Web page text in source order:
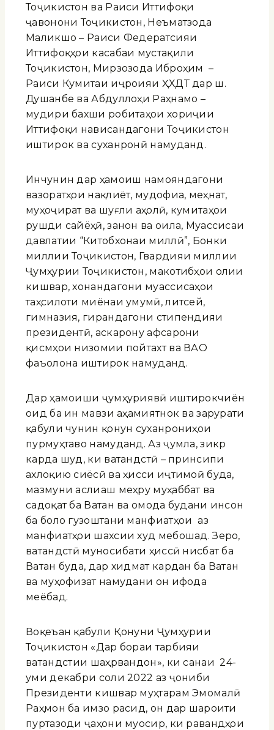
Тоҷикистон ва Раиси Иттифоқи
ҷавонони Тоҷикистон, Неъматзода
Маликшо – Раиси Федератсияи
Иттифоқҳои касабаи мустақили
Тоҷикистон, Мирзозода Иброҳим –
Раиси Кумитаи иҷроияи ҲХДТ дар ш.
Душанбе ва Абдуллоҳи Раҳнамо –
мудири бахши робитаҳои хориҷии
Иттифоқи нависандагони Тоҷикистон
иштирок ва суханронӣ намуданд.
Инчунин дар ҳамоиш намояндагони
вазоратҳои нақлиёт, мудофиа, меҳнат,
муҳоҷират ва шуғли аҳолӣ, кумитаҳои
рушди сайёҳӣ, занон ва оила, Муассисаи
давлатии “Китобхонаи миллӣ”, Бонки
миллии Тоҷикистон, Гвардияи миллии
Ҷумҳурии Тоҷикистон, макотибҳои олии
кишвар, хонандагони муассисаҳои
таҳсилоти миёнаи умумӣ, литсей,
гимназия, гирандагони стипендияи
президентӣ, аскарону афсарони
қисмҳои низомии пойтахт ва ВАО
фаъолона иштирок намуданд.
Дар ҳамоиши ҷумҳуриявӣ иштирокчиён
оид ба ин мавзӯи аҳамиятнок ва зарурати
қабули чунин қонун суханрониҳои
пурмуҳтаво намуданд. Аз ҷумла, зикр
карда шуд, ки ватандӯстӣ – принсипи
ахлоқию сиёсӣ ва ҳисси иҷтимоӣ буда,
мазмуни аслиаш меҳру муҳаббат ва
садоқат ба Ватан ва омода будани инсон
ба боло гузоштани манфиатҳои ӯ аз
манфиатҳои шахсии худ мебошад. Зеро,
ватандӯстӣ муносибати ҳиссӣ нисбат ба
Ватан буда, дар хидмат кардан ба Ватан
ва муҳофизат намудани он ифода
меёбад.
Воқеъан қабули Қонуни Ҷумҳурии
Тоҷикистон «Дар бораи тарбияи
ватандӯстии шаҳрвандон», ки санаи 24-
уми декабри соли 2022 аз ҷониби
Президенти кишвар муҳтарам Эмомалӣ
Раҳмон ба имзо расид, он дар шароити
пуртазоди ҷаҳони муосир, ки равандҳои